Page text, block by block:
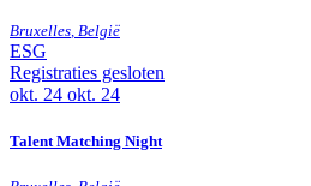
Bruxelles België
ESG
Registraties gesloten
okt. 24 okt. 24
Talent Matching Night